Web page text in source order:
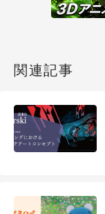
関連記事